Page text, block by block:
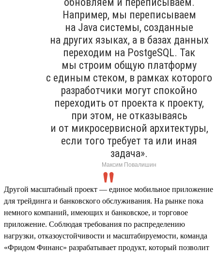
Например, мы переписываем
на Java системы, созданные
на других языках, а в базах данных
переходим на PostgeSQL. Так
мы строим общую платформу
с единым стеком, в рамках которого
разработчики могут спокойно
переходить от проекта к проекту,
при этом, не отказываясь
и от микросервисной архитектуры,
если того требует та или иная
задача».
Максим Повалишин
Другой масштабный проект — единое мобильное приложение
для трейдинга и банковского обслуживания. На рынке пока
немного компаний, имеющих и банковское, и торговое
приложение. Соблюдая требования по распределению
нагрузки, отказоустойчивости и масштабируемости, команда
«Фридом Финанс» разрабатывает продукт, который позволит